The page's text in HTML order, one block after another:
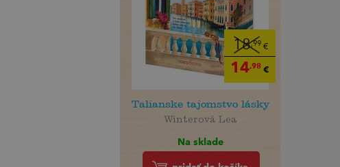
18,99 €
14,98€
Talianske tajomstvo lásky
Winterová Lea
Na sklade